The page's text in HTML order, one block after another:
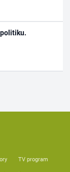
TV program